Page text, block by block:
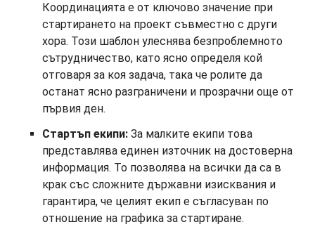
Координацията е от ключово значение при
стартирането на проект съвместно с други
хора. Този шаблон улеснява безпроблемното
сътрудничество, като ясно определя кой
отговаря за коя задача, така че ролите да
останат ясно разграничени и прозрачни още от
първия ден.
Стартъп екипи: За малките екипи това
представлява единен източник на достоверна
информация. То позволява на всички да са в
крак със сложните държавни изисквания и
гарантира, че целият екип е съгласуван по
отношение на графика за стартиране.